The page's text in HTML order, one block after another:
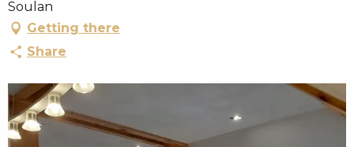
e
n
u
r
i
n
Soulan
Getting there
Share